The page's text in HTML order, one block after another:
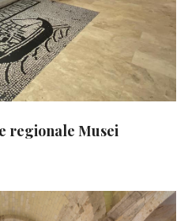
regionale Musei